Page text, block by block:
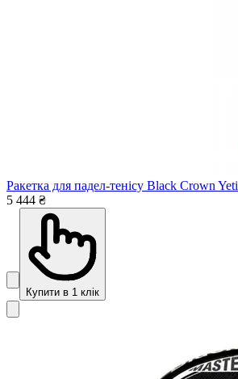
Ракетка для падел-тенісу Black Crown Yeti
5 444 ₴
Купити в 1 клік